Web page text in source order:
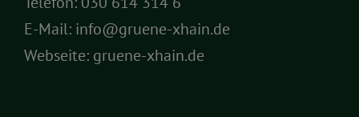
E-Mail: info@gruene-xhain.de
Webseite: gruene-xhain.de